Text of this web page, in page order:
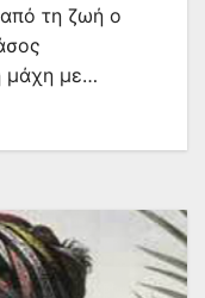
τη ζωή ο
μάχη με…